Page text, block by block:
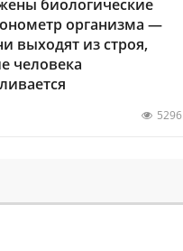
биологические
организма —
выходят из строя,
человека
5296